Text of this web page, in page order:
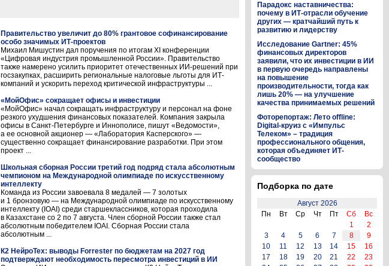
Правительство увеличит до 80% грантовое софинансирование
особо значимых ИТ-проектов
Михаил Мишустин дал поручения по итогам XI конференции
«Цифровая индустрия промышленной России». Правительство
также намерено усилить приоритет отечественных ИИ-решений при
госзакупках, расширить региональные налоговые льготы для ИТ-
компаний и ускорить переход критической инфраструктуры ...
«МойОфис» сокращает офисы и инвестиции
«МойОфис» начал сокращать инфраструктуру и персонал на фоне
резкого ухудшения финансовых показателей. Компания закрыла
офисы в Санкт-Петербурге и Иннополисе, пишут «Ведомости»,
а ее основной акционер — «Лаборатория Касперского» —
существенно сокращает финансирование разработки. При этом
проект ...
Школьная сборная России третий год подряд стала абсолютным
чемпионом на Международной олимпиаде по искусственному
интеллекту
Команда из России завоевала 8 медалей — 7 золотых
и 1 бронзовую — на Международной олимпиаде по искусственному
интеллекту (IOAI) среди старшеклассников, которая проходила
в Казахстане со 2 по 7 августа. Член сборной России также стал
абсолютным победителем IOAI. Сборная России стала
абсолютным ...
К2 НейроТех: выводы Forrester по бюджетам на 2027 год
подтверждают необходимость пересмотра инвестиций в ИИ
Парадокс наставничества:
почему в ИТ-отрасли обучение
других — кратчайший путь к
развитию и лидерству
Исследование Gartner: 45%
финансовых директоров
заявили, что их инвестиции в ИИ
в первую очередь направлены
на повышение
производительности, тогда как
лишь 20% — на улучшение
качества принимаемых решений
Фоторепортаж: Лето offline:
Digital-круиз с «Импульс
Телеком» – традиция
профессионального общения,
которая объединяет ИТ-
сообщество
Подборка по дате
Август 2026
Пн
Вт Ср Чт Пт Сб
Вс
1
2
3
4 5 6 7 8
9
10
11 12 13 14 15
16
17
18 19 20 21 22
23